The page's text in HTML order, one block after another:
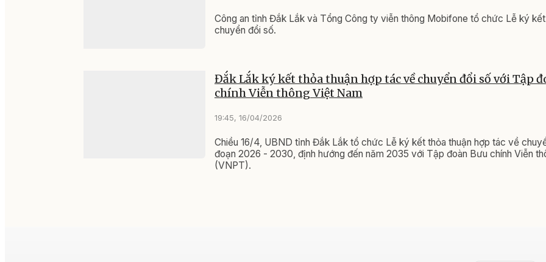
Công an tỉnh Đắk Lắk và Tổng Công ty viễn thông Mobifone tổ chức Lễ ký
chuyển đổi số.
Đắk Lắk ký kết thỏa thuận hợp tác về chuyển đổi số với Tập
chính Viễn thông Việt Nam
19:45, 16/04/2026
Chiều 16/4, UBND tỉnh Đắk Lắk tổ chức Lễ ký kết thỏa thuận hợp tác về
đoạn 2026 - 2030, định hướng đến năm 2035 với Tập đoàn Bưu chính Viễn
(VNPT).